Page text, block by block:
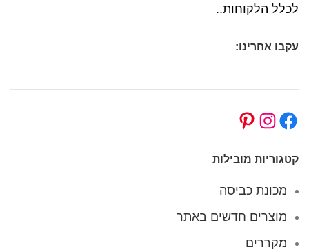
לכלל הלקוחות..
עקבו אחרינו:
קטגוריות מובילות
מכונת כביסה
מוצרים חדשים באתר
מקררים